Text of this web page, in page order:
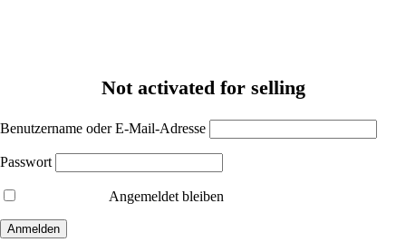
Not activated for selling
Benutzername oder E-Mail-Adresse
Passwort
Angemeldet bleiben